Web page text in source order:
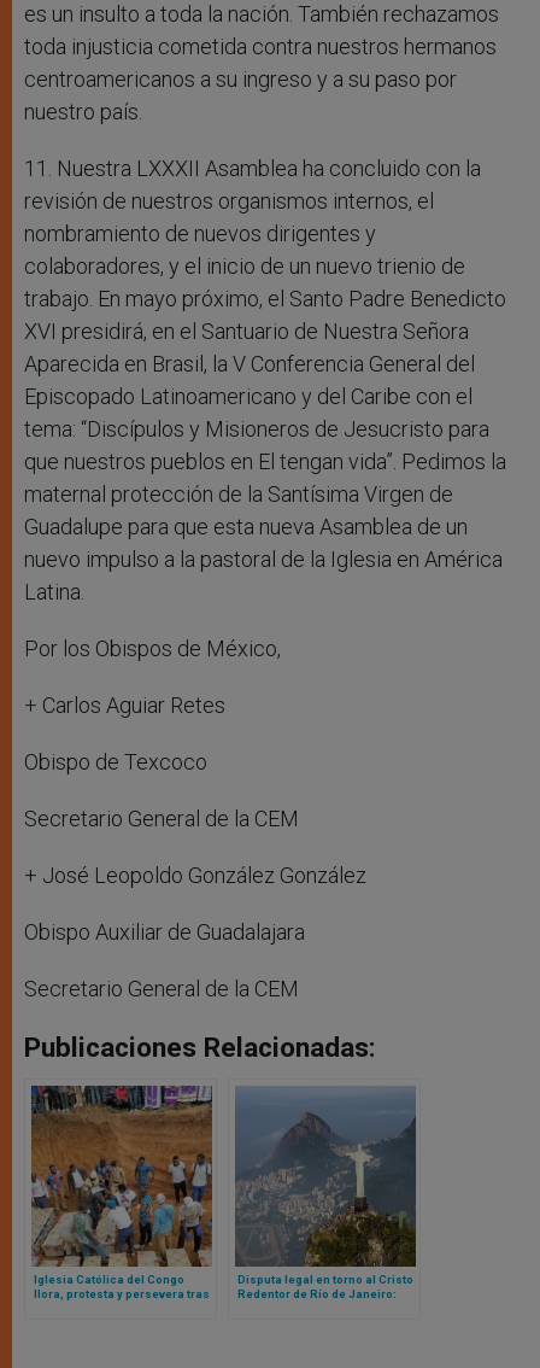
es un insulto a toda la nación. También rechazamos
toda injusticia cometida contra nuestros hermanos
centroamericanos a su ingreso y a su paso por
nuestro país.
11. Nuestra LXXXII Asamblea ha concluido con la
revisión de nuestros organismos internos, el
nombramiento de nuevos dirigentes y
colaboradores, y el inicio de un nuevo trienio de
trabajo. En mayo próximo, el Santo Padre Benedicto
XVI presidirá, en el Santuario de Nuestra Señora
Aparecida en Brasil, la V Conferencia General del
Episcopado Latinoamericano y del Caribe con el
tema: “Discípulos y Misioneros de Jesucristo para
que nuestros pueblos en El tengan vida”. Pedimos la
maternal protección de la Santísima Virgen de
Guadalupe para que esta nueva Asamblea de un
nuevo impulso a la pastoral de la Iglesia en América
Latina.
Por los Obispos de México,
+ Carlos Aguiar Retes
Obispo de Texcoco
Secretario General de la CEM
+ José Leopoldo González González
Obispo Auxiliar de Guadalajara
Secretario General de la CEM
Publicaciones Relacionadas:
Iglesia Católica del Congo
llora, protesta y persevera tras
Disputa legal en torno al Cristo
Redentor de Río de Janeiro: